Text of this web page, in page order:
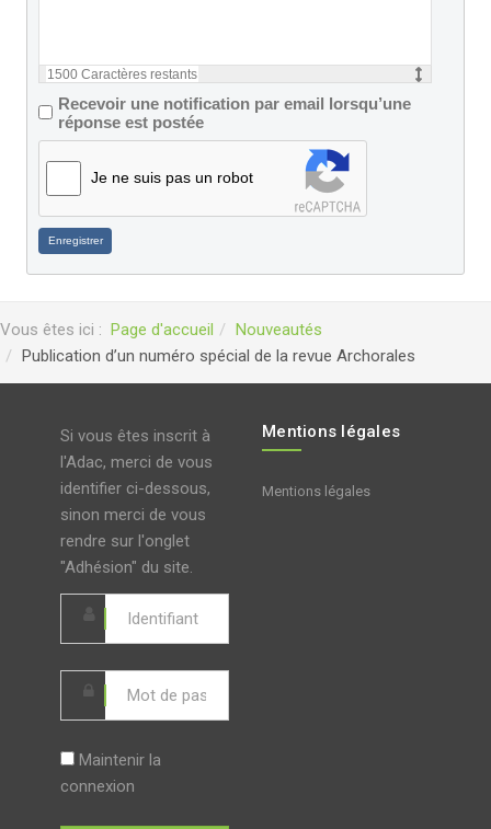
1500 Caractères restants
Recevoir une notification par email lorsqu’une
réponse est postée
Je ne suis pas un robot
Enregistrer
Vous êtes ici : Page d'accueil
Nouveautés
Publication d’un numéro spécial de la revue Archorales
Si vous êtes inscrit à
l'Adac, merci de vous
identifier ci-dessous,
sinon merci de vous
rendre sur l'onglet
"Adhésion" du site.
Maintenir la
connexion
Mentions légales
Mentions légales